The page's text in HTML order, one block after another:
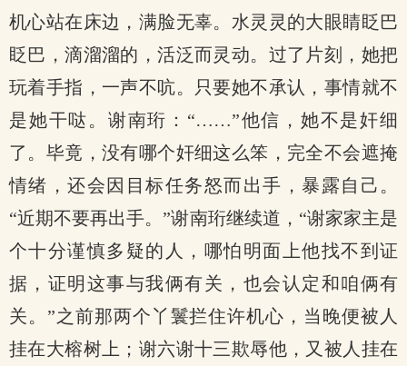
机心站在床边，满脸无辜。水灵灵的大眼睛眨巴
眨巴，滴溜溜的，活泛而灵动。过了片刻，她把
玩着手指，一声不吭。只要她不承认，事情就不
是她干哒。谢南珩：“……”他信，她不是奸细
了。毕竟，没有哪个奸细这么笨，完全不会遮掩
情绪，还会因目标任务怒而出手，暴露自己。
“近期不要再出手。”谢南珩继续道，“谢家家主是
个十分谨慎多疑的人，哪怕明面上他找不到证
据，证明这事与我俩有关，也会认定和咱俩有
关。”之前那两个丫鬟拦住许机心，当晚便被人
挂在大榕树上；谢六谢十三欺辱他，又被人挂在